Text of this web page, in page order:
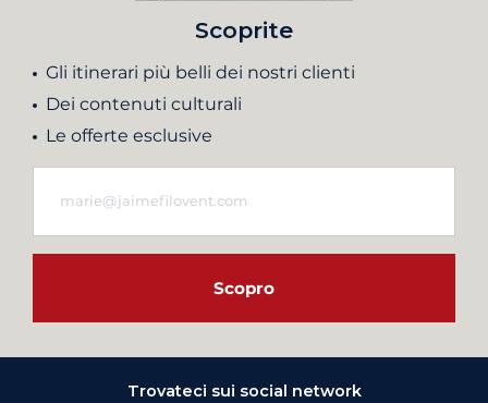
Scoprite
Gli itinerari più belli dei nostri clienti
Dei contenuti culturali
Le offerte esclusive
Scopro
Trovateci sui social network